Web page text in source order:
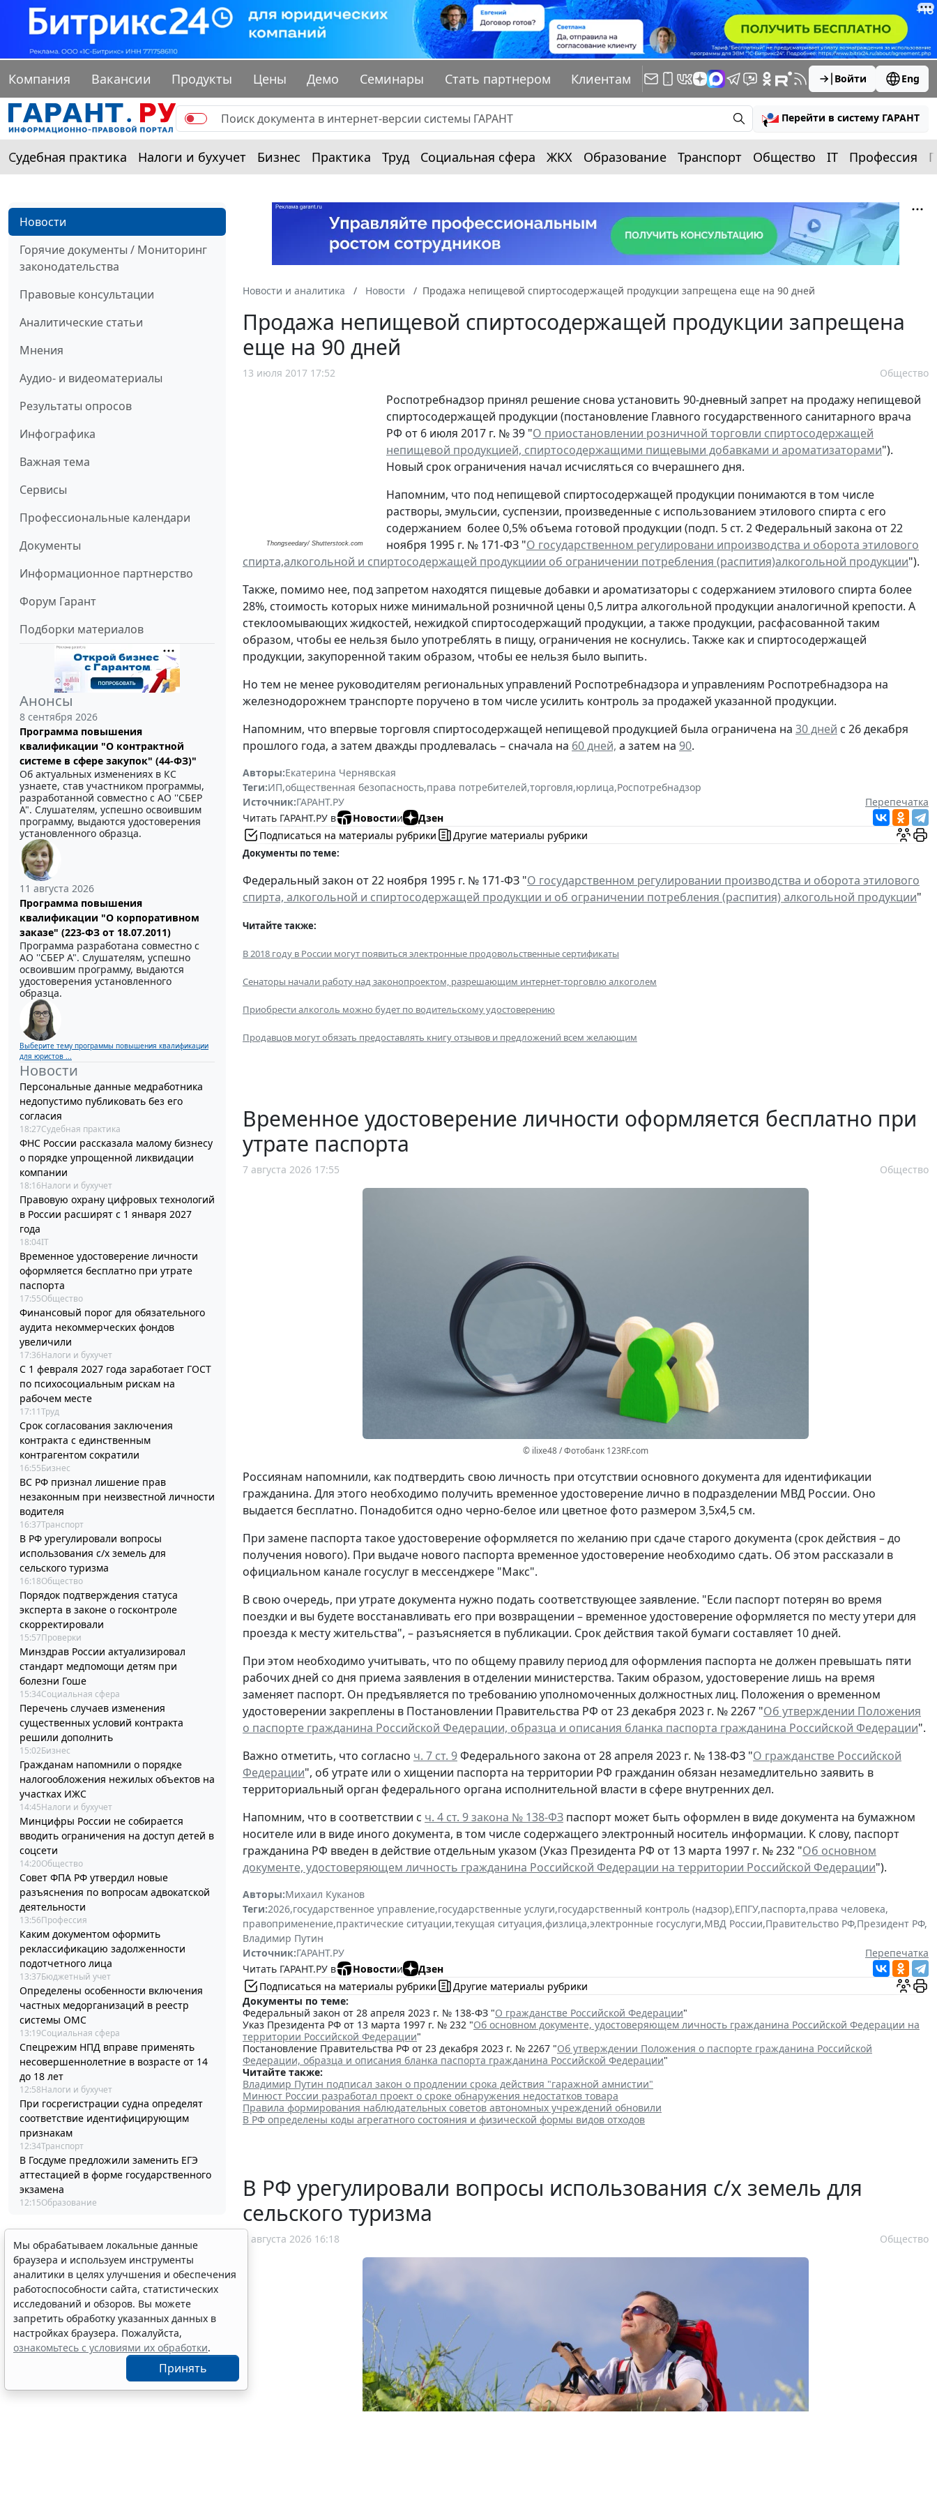
Компания Вакансии Продукты Цены Демо Семинары Стать партнером Клиентам Войти Eng
Перейти в систему ГАРАНТ
Судебная практика Налоги и бухучет Бизнес Практика Труд Социальная сфера ЖКХ Образование Транспорт Общество IT Профессия
Новости
Горячие документы / Мониторинг
законодательства
Правовые консультации
Аналитические статьи
Мнения
Аудио- и видеоматериалы
Результаты опросов
Инфографика
Важная тема
Сервисы
Профессиональные календари
Документы
Информационное партнерство
Форум Гарант
Подборки материалов
Анонсы
8 сентября 2026
Программа повышения
квалификации "О контрактной
системе в сфере закупок" (44-ФЗ)"
Об актуальных изменениях в КС
узнаете, став участником программы,
разработанной совместно с АО ''СБЕР
А". Слушателям, успешно освоившим
программу, выдаются удостоверения
установленного образца.
11 августа 2026
Программа повышения
квалификации "О корпоративном
заказе" (223-ФЗ от 18.07.2011)
Программа разработана совместно с
АО ''СБЕР А". Слушателям, успешно
освоившим программу, выдаются
удостоверения установленного
образца.
Выберите тему программы повышения квалификации
для юристов ...
Новости
Персональные данные медработника
недопустимо публиковать без его
согласия
18:27Судебная практика
ФНС России рассказала малому бизнесу
о порядке упрощенной ликвидации
компании
18:16Налоги и бухучет
Правовую охрану цифровых технологий
в России расширят с 1 января 2027
года
18:04IT
Временное удостоверение личности
оформляется бесплатно при утрате
паспорта
17:55Общество
Финансовый порог для обязательного
аудита некоммерческих фондов
увеличили
17:36Налоги и бухучет
С 1 февраля 2027 года заработает ГОСТ
по психосоциальным рискам на
рабочем месте
17:11Труд
Срок согласования заключения
контракта с единственным
контрагентом сократили
16:55Бизнес
ВС РФ признал лишение прав
незаконным при неизвестной личности
водителя
16:37Транспорт
В РФ урегулировали вопросы
использования с/х земель для
сельского туризма
16:18Общество
Порядок подтверждения статуса
эксперта в законе о госконтроле
скорректировали
15:57Проверки
Минздрав России актуализировал
стандарт медпомощи детям при
болезни Гоше
15:34Социальная сфера
Перечень случаев изменения
существенных условий контракта
решили дополнить
15:02Бизнес
Гражданам напомнили о порядке
налогообложения нежилых объектов на
участках ИЖС
14:45Налоги и бухучет
Минцифры России не собирается
вводить ограничения на доступ детей в
соцсети
14:20Общество
Совет ФПА РФ утвердил новые
разъяснения по вопросам адвокатской
деятельности
13:56Профессия
Каким документом оформить
реклассификацию задолженности
подотчетного лица
13:37Бюджетный учет
Определены особенности включения
частных медорганизаций в реестр
системы ОМС
13:19Социальная сфера
Спецрежим НПД вправе применять
несовершеннолетние в возрасте от 14
до 18 лет
12:58Налоги и бухучет
При госрегистрации судна определят
соответствие идентифицирующим
признакам
12:34Транспорт
В Госдуме предложили заменить ЕГЭ
аттестацией в форме государственного
экзамена
12:15Образование
Новости и аналитика Новости Продажа непищевой спиртосодержащей продукции запрещена еще на 90 дней
Продажа непищевой спиртосодержащей продукции запрещена
еще на 90 дней
13 июля 2017 17:52 Общество
Thongseedary/ Shutterstock.com
Роспотребнадзор принял решение снова установить 90-дневный запрет на продажу непищевой
спиртосодержащей продукции (постановление Главного государственного санитарного врача
РФ от 6 июля 2017 г. № 39 "О приостановлении розничной торговли спиртосодержащей
непищевой продукцией, спиртосодержащими пищевыми добавками и ароматизаторами").
Новый срок ограничения начал исчисляться со вчерашнего дня.
Напомним, что под непищевой спиртосодержащей продукции понимаются в том числе
растворы, эмульсии, суспензии, произведенные с использованием этилового спирта с его
содержанием более 0,5% объема готовой продукции (подп. 5 ст. 2 Федеральный закона от 22
ноября 1995 г. № 171-ФЗ "О государственном регулировани ипроизводства и оборота этилового
спирта,алкогольной и спиртосодержащей продукциии об ограничении потребления (распития)алкогольной продукции").
Также, помимо нее, под запретом находятся пищевые добавки и ароматизаторы с содержанием этилового спирта более
28%, стоимость которых ниже минимальной розничной цены 0,5 литра алкогольной продукции аналогичной крепости. А
стеклоомывающих жидкостей, нежидкой спиртосодержащий продукции, а также продукции, расфасованной таким
образом, чтобы ее нельзя было употреблять в пищу, ограничения не коснулись. Также как и спиртосодержащей
продукции, закупоренной таким образом, чтобы ее нельзя было выпить.
Но тем не менее руководителям региональных управлений Роспотребнадзора и управлениям Роспотребнадзора на
железнодорожнем транспорте поручено в том числе усилить контроль за продажей указанной продукции.
Напомним, что впервые торговля спиртосодержащей непищевой продукцией была ограничена на 30 дней с 26 декабря
прошлого года, а затем дважды продлевалась – сначала на 60 дней, а затем на 90.
Авторы:Екатерина Чернявская
Теги:ИП,общественная безопасность,права потребителей,торговля,юрлица,Роспотребнадзор
Источник:ГАРАНТ.РУ
Перепечатка
Читать ГАРАНТ.РУ в
Новостии
Дзен
Подписаться на материалы рубрики
Другие материалы рубрики
Документы по теме:
Федеральный закон от 22 ноября 1995 г. № 171-ФЗ "О государственном регулировании производства и оборота этилового
спирта, алкогольной и спиртосодержащей продукции и об ограничении потребления (распития) алкогольной продукции"
Читайте также:
В 2018 году в России могут появиться электронные продовольственные сертификаты
Сенаторы начали работу над законопроектом, разрешающим интернет-торговлю алкоголем
Приобрести алкоголь можно будет по водительскому удостоверению
Продавцов могут обязать предоставлять книгу отзывов и предложений всем желающим
Временное удостоверение личности оформляется бесплатно при
утрате паспорта
7 августа 2026 17:55 Общество
© ilixe48 / Фотобанк 123RF.com
Россиянам напомнили, как подтвердить свою личность при отсутствии основного документа для идентификации
гражданина. Для этого необходимо получить временное удостоверение лично в подразделении МВД России. Оно
выдается бесплатно. Понадобится одно черно-белое или цветное фото размером 3,5x4,5 см.
При замене паспорта такое удостоверение оформляется по желанию при сдаче старого документа (срок действия – до
получения нового). При выдаче нового паспорта временное удостоверение необходимо сдать. Об этом рассказали в
официальном канале госуслуг в мессенджере "Макс".
В свою очередь, при утрате документа нужно подать соответствующее заявление. "Если паспорт потерян во время
поездки и вы будете восстанавливать его при возвращении – временное удостоверение оформляется по месту утери для
проезда к месту жительства", – разъясняется в публикации. Срок действия такой бумаги составляет 10 дней.
При этом необходимо учитывать, что по общему правилу период для оформления паспорта не должен превышать пяти
рабочих дней со дня приема заявления в отделении министерства. Таким образом, удостоверение лишь на время
заменяет паспорт. Он предъявляется по требованию уполномоченных должностных лиц. Положения о временном
удостоверении закреплены в Постановлении Правительства РФ от 23 декабря 2023 г. № 2267 "Об утверждении Положения
о паспорте гражданина Российской Федерации, образца и описания бланка паспорта гражданина Российской Федерации".
Важно отметить, что согласно ч. 7 ст. 9Федерального закона от 28 апреля 2023 г. № 138-ФЗ "О гражданстве Российской
Федерации", об утрате или о хищении паспорта на территории РФ гражданин обязан незамедлительно заявить в
территориальный орган федерального органа исполнительной власти в сфере внутренних дел.
Напомним, что в соответствии с ч. 4 ст. 9 закона № 138-ФЗ паспорт может быть оформлен в виде документа на бумажном
носителе или в виде иного документа, в том числе содержащего электронный носитель информации. К слову, паспорт
гражданина РФ введен в действие отдельным указом (Указ Президента РФ от 13 марта 1997 г. № 232 "Об основном
документе, удостоверяющем личность гражданина Российской Федерации на территории Российской Федерации").
Авторы:Михаил Куканов
Теги:2026,государственное управление,государственные услуги,государственный контроль (надзор),ЕПГУ,паспорта,права человека,
правоприменение,практические ситуации,текущая ситуация,физлица,электронные госуслуги,МВД России,Правительство РФ,Президент РФ,
Владимир Путин
Источник:ГАРАНТ.РУ
Перепечатка
Читать ГАРАНТ.РУ в
Новостии
Дзен
Подписаться на материалы рубрики
Другие материалы рубрики
Документы по теме:
Федеральный закон от 28 апреля 2023 г. № 138-ФЗ "О гражданстве Российской Федерации"
Указ Президента РФ от 13 марта 1997 г. № 232 "Об основном документе, удостоверяющем личность гражданина Российской Федерации на
территории Российской Федерации"
Постановление Правительства РФ от 23 декабря 2023 г. № 2267 "Об утверждении Положения о паспорте гражданина Российской
Федерации, образца и описания бланка паспорта гражданина Российской Федерации"
Читайте также:
Владимир Путин подписал закон о продлении срока действия "гаражной амнистии"
Минюст России разработал проект о сроке обнаружения недостатков товара
Правила формирования наблюдательных советов автономных учреждений обновили
В РФ определены коды агрегатного состояния и физической формы видов отходов
В РФ урегулировали вопросы использования с/х земель для
сельского туризма
7 августа 2026 16:18 Общество
Мы обрабатываем локальные данные
браузера и используем инструменты
аналитики в целях улучшения и обеспечения
работоспособности сайта, статистических
исследований и обзоров. Вы можете
запретить обработку указанных данных в
настройках браузера. Пожалуйста,
ознакомьтесь с условиями их обработки.
Принять